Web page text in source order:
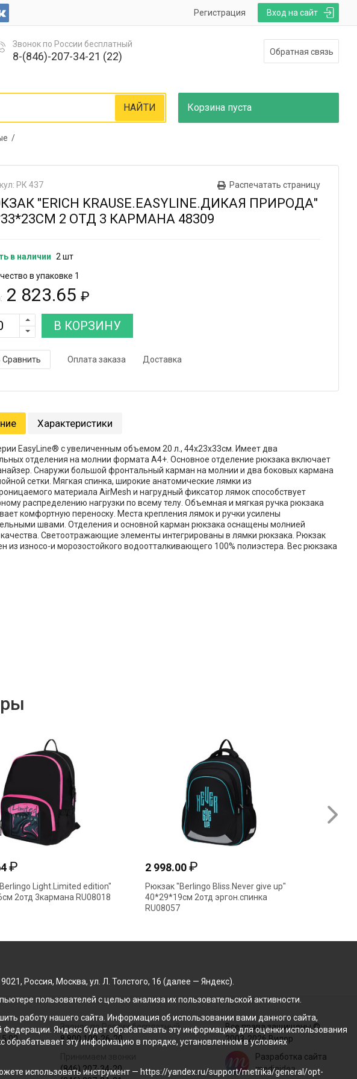
Вход на сайт
Регистрация
Звонок по России бесплатный
8-(846)-207-34-21 (22) Обратная связь
Корзина пуста
НАЙТИ
/
Распечатать страницу
РК 437
"ERICH KRAUSE.EASYLINE.ДИКАЯ ПРИРОДА"
2 ОТД 3 КАРМАНА 48309
в наличии 2 шт
в упаковке 1
2 823.65 ₽
В КОРЗИНУ
Сравнить Оплата заказа Доставка
Характеристики
EasyLine® с увеличенным объемом 20 л., 44x23x33см. Имеет два
отделения на молнии формата А4+. Основное отделение рюкзака включает
Снаружи большой фронтальный карман на молнии и два боковых кармана
сетки. Мягкая спинка, широкие анатомические лямки из
материала AirMesh и нагрудный фиксатор лямок способствует
распределению нагрузки по всему телу. Объемная и мягкая ручка рюкзака
комфортную переноску. Места крепления лямок и ручки усилены
швами. Отделения и основной карман рюкзака оснащены молнией
Светоотражающие элементы интегрированы в лямки рюкзака. Рюкзак
из износо-и морозостойкого водоотталкивающего 100% полиэстера. Вес рюкзака
₽
Light.Limited edition"
2отд 3кармана RU08018
2 998.00₽
Рюкзак "Berlingo Bliss.Never give up"
40*29*19см 2отд эргон.спинка
RU08057
Звонок по России бесплатный
8 800 100-26-20
(846) 207-34-20
Все права защищены ©
2003-2026 Вилор
Разработка сайта
mediaidea
Россия, Москва, ул. Л. Толстого, 16 (далее — Яндекс).
пользователей с целью анализа их пользовательской активности.
работу нашего сайта. Информация об использовании вами данного сайта,
Яндекс будет обрабатывать эту информацию для оценки использования
обрабатывает эту информацию в порядке, установленном в условиях
использовать инструмент — https://yandex.ru/support/metrika/general/opt-